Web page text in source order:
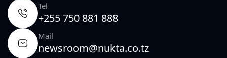
Tel
+255 750 881 888
Mail
newsroom@nukta.co.tz